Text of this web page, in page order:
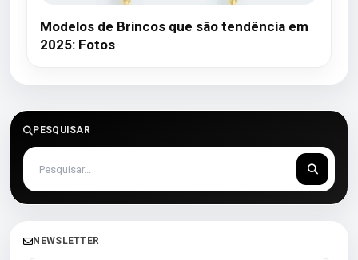
Modelos de Brincos que são tendência em
2025: Fotos
PESQUISAR
NEWSLETTER